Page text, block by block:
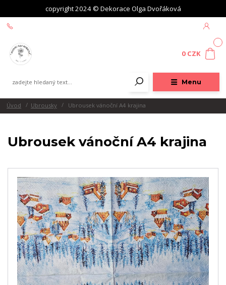
copyright 2024 © Dekorace Olga Dvořáková
Menu
0 CZK
Úvod Ubrousky Ubrousek vánoční A4 krajina
Ubrousek vánoční A4 krajina